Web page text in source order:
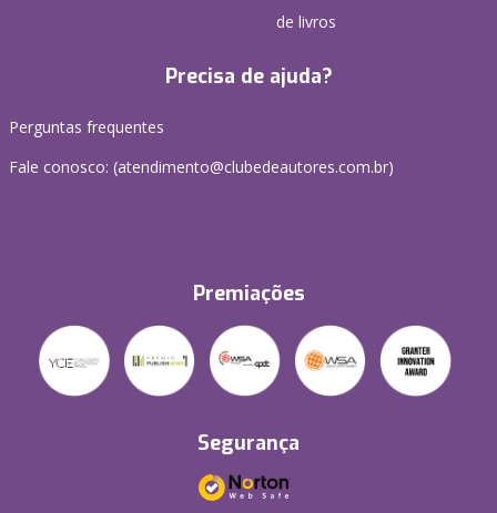
de livros
Precisa de ajuda?
Perguntas frequentes
Fale conosco: (atendimento@clubedeautores.com.br)
Premiações
Segurança